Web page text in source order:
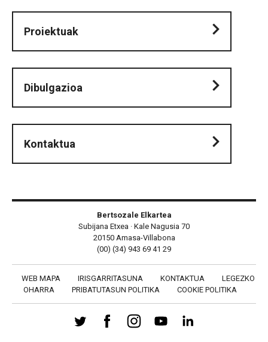
Proiektuak
Dibulgazioa
Kontaktua
Bertsozale Elkartea
Subijana Etxea · Kale Nagusia 70
20150 Amasa-Villabona
(00) (34) 943 69 41 29
WEB MAPA IRISGARRITASUNA KONTAKTUA
LEGEZKO
OHARRA
PRIBATUTASUN POLITIKA COOKIE POLITIKA